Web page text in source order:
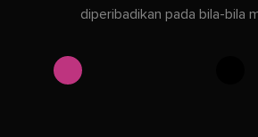
diperibadikan pada bila-bila